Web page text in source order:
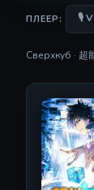
ПЛЕЕР: 🎙
Сверхкуб · 超